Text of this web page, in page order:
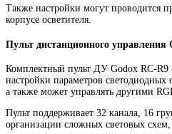
Также настройки могут проводится
корпусе осветителя.
Пульт дистанционного управления
Комплектный пульт ДУ Godox RC-R9
настройки параметров
а также может управлять другими
Пульт поддерживает 32 канала, 16
организации сложных световых